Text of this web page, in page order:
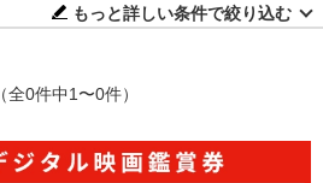
もっと詳しい条件で絞り込む
（全0件中1〜0件）